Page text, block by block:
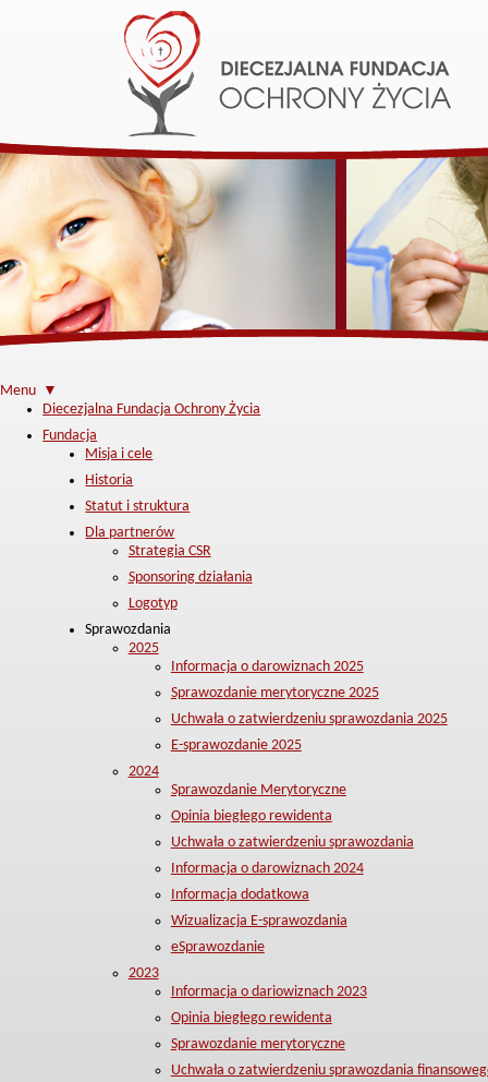
Menu ▼
Diecezjalna Fundacja Ochrony Życia
Fundacja
Misja i cele
Historia
Statut i struktura
Dla partnerów
Strategia CSR
Sponsoring działania
Logotyp
Sprawozdania
2025
Informacja o darowiznach 2025
Sprawozdanie merytoryczne 2025
Uchwała o zatwierdzeniu sprawozdania 2025
E-sprawozdanie 2025
2024
Sprawozdanie Merytoryczne
Opinia biegłego rewidenta
Uchwała o zatwierdzeniu sprawozdania
Informacja o darowiznach 2024
Informacja dodatkowa
Wizualizacja E-sprawozdania
eSprawozdanie
2023
Informacja o dariowiznach 2023
Opinia biegłego rewidenta
Sprawozdanie merytoryczne
Uchwała o zatwierdzeniu sprawozdania